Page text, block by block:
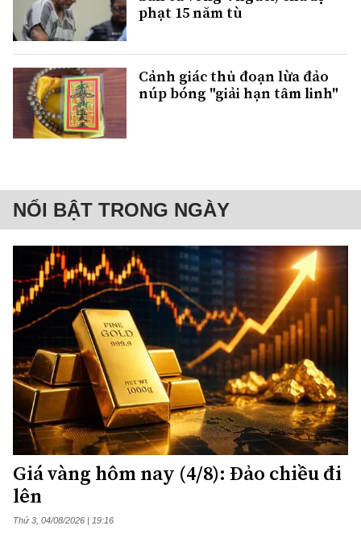
phạt 15 năm tù
Cảnh giác thủ đoạn lừa đảo
núp bóng "giải hạn tâm linh"
NỔI BẬT TRONG NGÀY
Giá vàng hôm nay (4/8): Đảo chiều đi
lên
Thứ 3, 04/08/2026 | 19:16